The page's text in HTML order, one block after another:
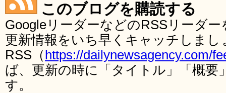
このブログを購読する
GoogleリーダーなどのRSSリーダ
更新情報をいち早くキャッチしま
RSS（ https://dailynewsagency.com/
ば、更新の時に「タイトル」「概要
す。